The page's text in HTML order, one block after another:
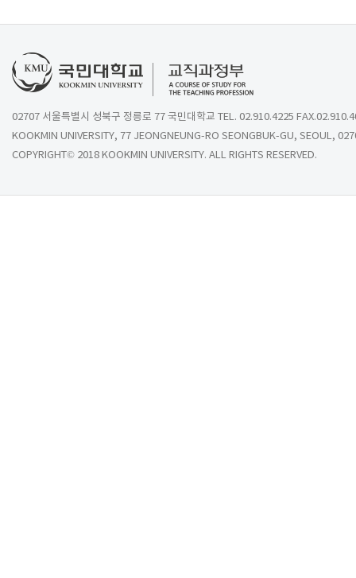
02707 서울특별시 성북구 정릉로 77 국민대학교 TEL. 02.910.4225
KOOKMIN UNIVERSITY, 77 JEONGNEUNG-RO SEONGBUK-GU, SEOUL,
COPYRIGHT© 2018 KOOKMIN UNIVERSITY. ALL RIGHTS RESERVED.